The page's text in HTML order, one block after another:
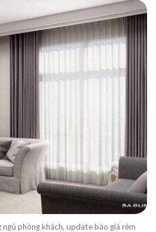
phòng khách, update báo giá rèm